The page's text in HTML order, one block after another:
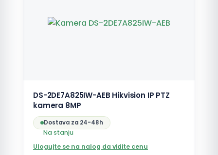
DS-2DE7A825IW-AEB Hikvision IP PTZ
kamera 8MP
Dostava za 24-48h
Na stanju
Ulogujte se na nalog da vidite cenu